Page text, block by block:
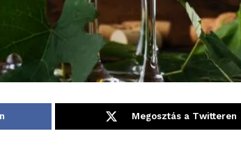
Megosztás a Twitteren